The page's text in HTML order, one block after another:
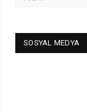
SOSYAL MEDYA